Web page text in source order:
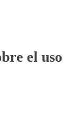
el uso